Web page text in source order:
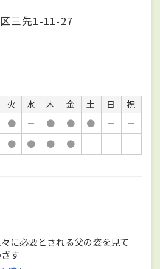
三先1-11-27
火 水 木 金 土 日
祝
● － ● ● ● －
－
● ● ● ● － － －
に必要とされる父の姿を見て
す